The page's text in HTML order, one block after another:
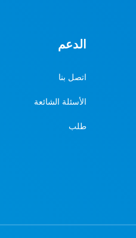
الدعم
اتصل بنا
الأسئلة الشائعة
طلب